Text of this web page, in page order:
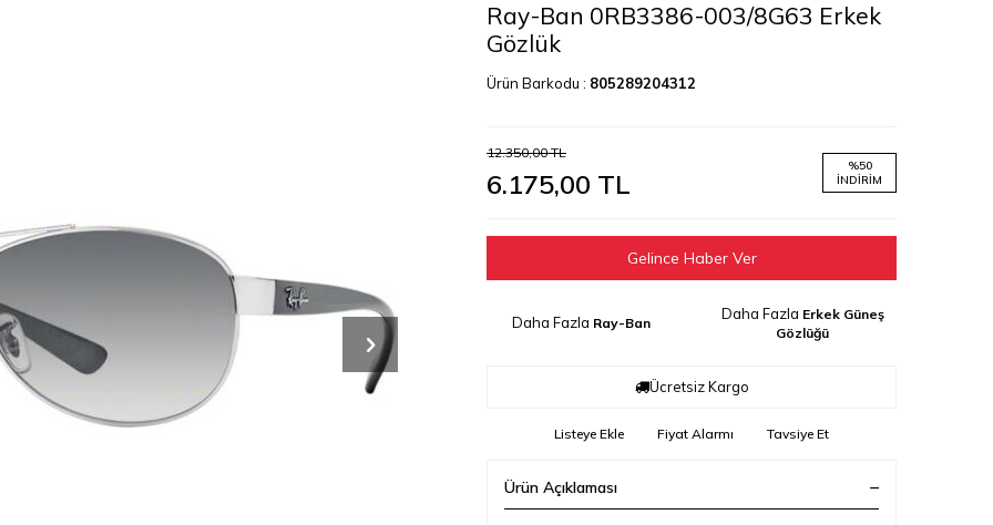
Ray-Ban 0RB3386-003/8G63 Erkek
Gözlük
Ürün Barkodu : 805289204312
12.350,00TL
6.175,00 TL
%50
İNDIRIM
Gelince Haber Ver
Daha Fazla Ray-Ban
Daha Fazla Erkek Güneş
Gözlüğü
Ücretsiz Kargo
Listeye Ekle Fiyat Alarmı Tavsiye Et
Ürün Açıklaması